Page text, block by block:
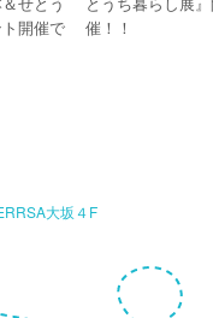
開催で
催！！
大坂４F